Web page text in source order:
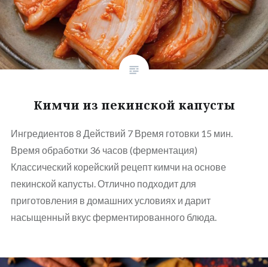
Кимчи из пекинской капусты
Ингредиентов 8 Действий 7 Время готовки 15 мин.
Время обработки 36 часов (ферментация)
Классический корейский рецепт кимчи на основе
пекинской капусты. Отлично подходит для
приготовления в домашних условиях и дарит
насыщенный вкус ферментированного блюда.